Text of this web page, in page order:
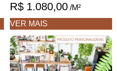
R$ 1.080,00 /M²
VER MAIS